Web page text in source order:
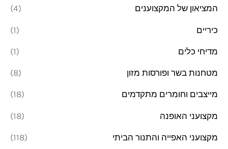
המציאון של המקצוענים (4)
כיריים (1)
מדיחי כלים (1)
מטחנות בשר ופורסות מזון (8)
מייצבים וחומרים מתקדמים (18)
מקצועני האופנה (18)
מקצועני האפייה והתנור הביתי (118)